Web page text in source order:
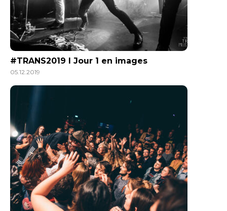
#TRANS2019 l Jour 1 en images
05.12.2019